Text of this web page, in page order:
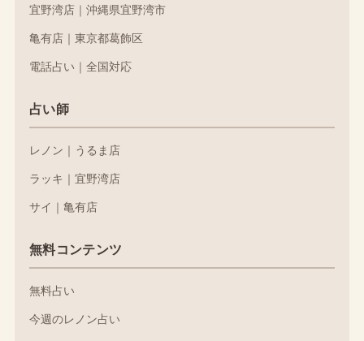
宜野湾店｜沖縄県宜野湾市
亀有店｜東京都葛飾区
電話占い｜全国対応
占い師
レノン｜うるま店
ラッキ｜宜野湾店
サイ｜亀有店
無料コンテンツ
無料占い
今週のレノン占い